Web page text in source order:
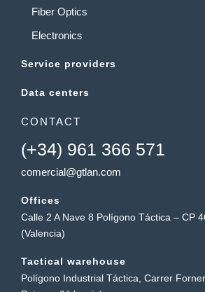
Fiber Optics
Electronics
Service providers
Data centers
CONTACT
(+34) 961 366 571
comercial@gtlan.com
Offices
Calle 2 A Nave 8 Polígono Táctica – CP
(Valencia)
Tactical warehouse
Polígono Industrial Táctica, Carrer